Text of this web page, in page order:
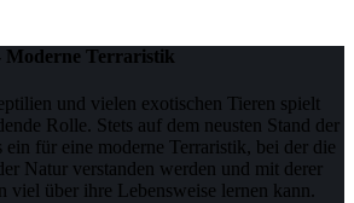
Terraristik
und vielen exotischen Tieren spielt
Rolle. Stets auf dem neusten Stand der
für eine moderne Terraristik, bei der die
Natur verstanden werden und mit derer
viel über ihre Lebensweise lernen kann.